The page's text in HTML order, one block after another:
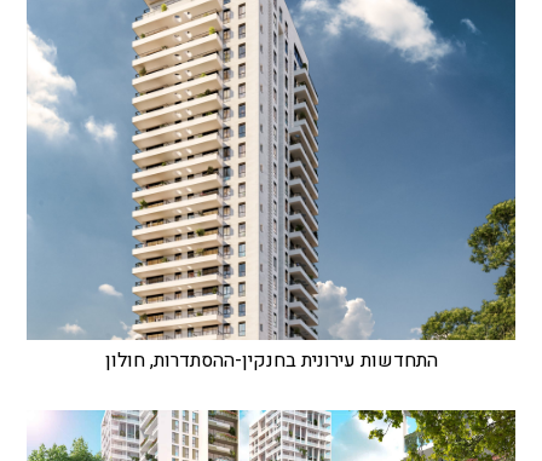
התחדשות עירונית בחנקין-ההסתדרות, חולון